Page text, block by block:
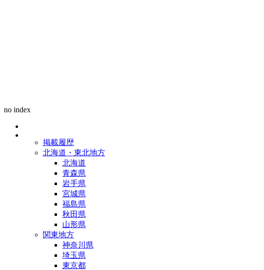
no index
掲載履歴
北海道・東北地方
北海道
青森県
岩手県
宮城県
福島県
秋田県
山形県
関東地方
神奈川県
埼玉県
東京都